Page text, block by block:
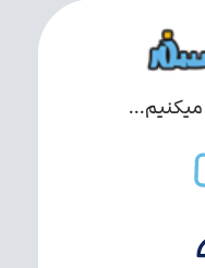
میکنیم...